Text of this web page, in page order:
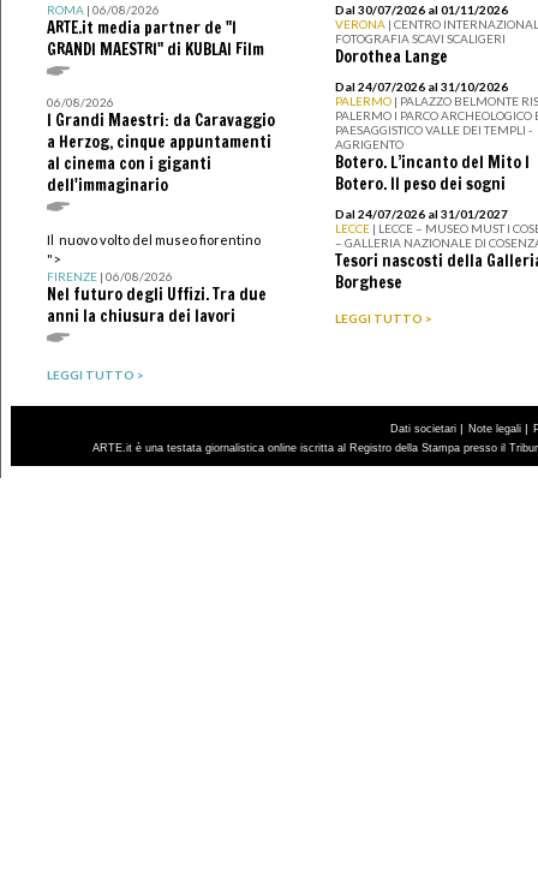
ROMA| 06/08/2026
ARTE.it media partner de "I
GRANDI MAESTRI" di KUBLAI Film
06/08/2026
I Grandi Maestri: da Caravaggio
a Herzog, cinque appuntamenti
al cinema con i giganti
dell'immaginario
Il nuovo volto del museo fiorentino
">
FIRENZE| 06/08/2026
Nel futuro degli Uffizi. Tra due
anni la chiusura dei lavori
LEGGI TUTTO >
Dal 30/07/2026 al 01/11/2026
VERONA | CENTRO
FOTOGRAFIA SCAVI SCALIGERI
Dorothea Lange
Dal 24/07/2026 al 31/10/2026
PALERMO | PALAZZO BELMONTE
PALERMO I PARCO ARCHEOLOGICO
PAESAGGISTICO VALLE DEI TEMPLI -
AGRIGENTO
Botero. L’incanto del Mito I
Botero. Il peso dei sogni
Dal 24/07/2026 al 31/01/2027
LECCE | LECCE – MUSEO MUST I
– GALLERIA NAZIONALE DI
Tesori nascosti della
Borghese
LEGGI TUTTO >
Dati societari | Note legali |
ARTE.it è una testata giornalistica online iscritta al Registro della Stampa presso il